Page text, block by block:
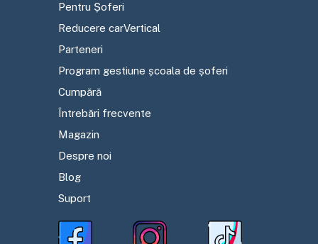
Pentru Șoferi
Reducere carVertical
Parteneri
Program gestiune școala de șoferi
Cumpără
Întrebări frecvente
Magazin
Despre noi
Blog
Suport